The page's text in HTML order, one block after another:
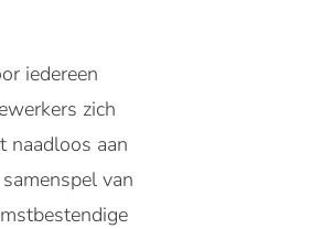
iedereen
zich
naadloos aan
van